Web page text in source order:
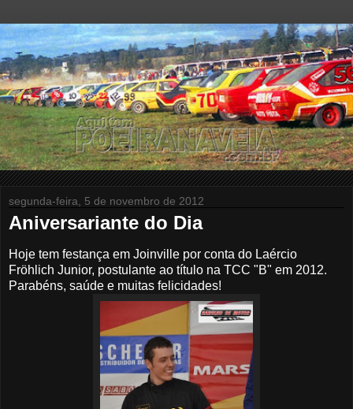
segunda-feira, 5 de novembro de 2012
Aniversariante do Dia
Hoje tem festança em Joinville por conta do Laércio
Fröhlich Junior, postulante ao título na TCC "B" em 2012.
Parabéns, saúde e muitas felicidades!